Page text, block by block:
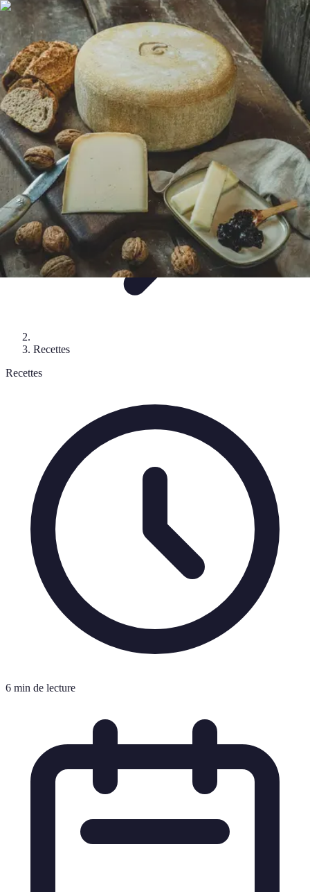
Gâteaux Maison
Décoration ConseilsTutorialRecettesAvis & Comparatifs
Gâteaux Maison
Recettes
Recettes
6 min de lecture